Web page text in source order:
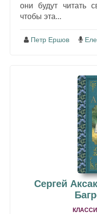
они будут читать
чтобы эта...
Петр Ершов
Сергей